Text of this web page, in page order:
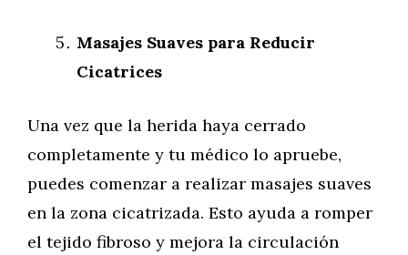
Masajes Suaves para Reducir
Cicatrices
Una vez que la herida haya cerrado
completamente y tu médico lo apruebe,
puedes comenzar a realizar masajes suaves
en la zona cicatrizada. Esto ayuda a romper
el tejido fibroso y mejora la circulación